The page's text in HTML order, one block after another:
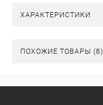
ХАРАКТЕРИСТИКИ
ПОХОЖИЕ ТОВАРЫ (8)